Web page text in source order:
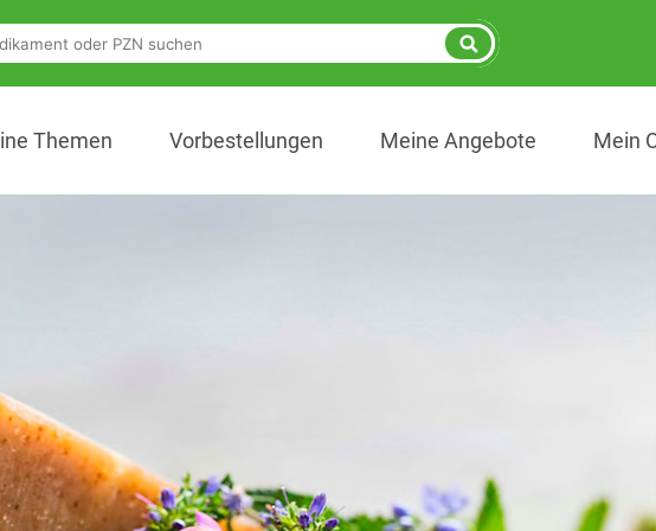
Themen Vorbestellungen Meine Angebote Mein